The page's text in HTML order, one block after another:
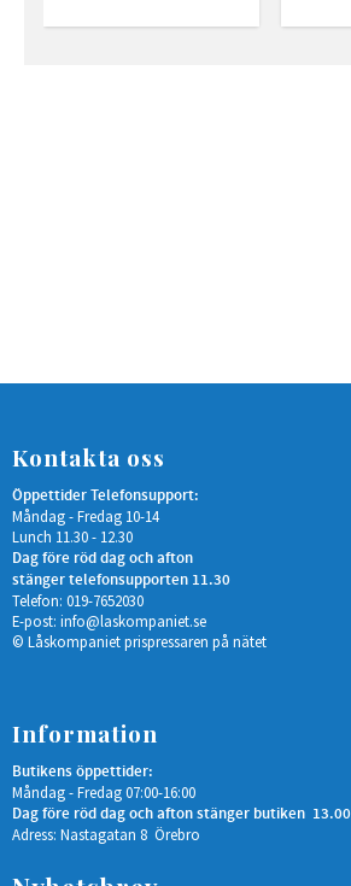
Kontakta oss
Öppettider Telefonsupport:
Måndag - Fredag 10-14
Lunch 11.30 - 12.30
Dag före röd dag och afton
stänger telefonsupporten 11.30
Telefon: 019-7652030
E-post: info@laskompaniet.se
© Låskompaniet prispressaren på nätet
Information
Butikens öppettider:
Måndag - Fredag 07:00-16:00
Dag före röd dag och afton stänger butiken 13.00
Adress: Nastagatan 8 Örebro